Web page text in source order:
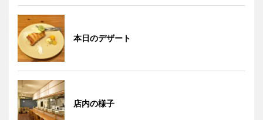
本日のデザート
店内の様子